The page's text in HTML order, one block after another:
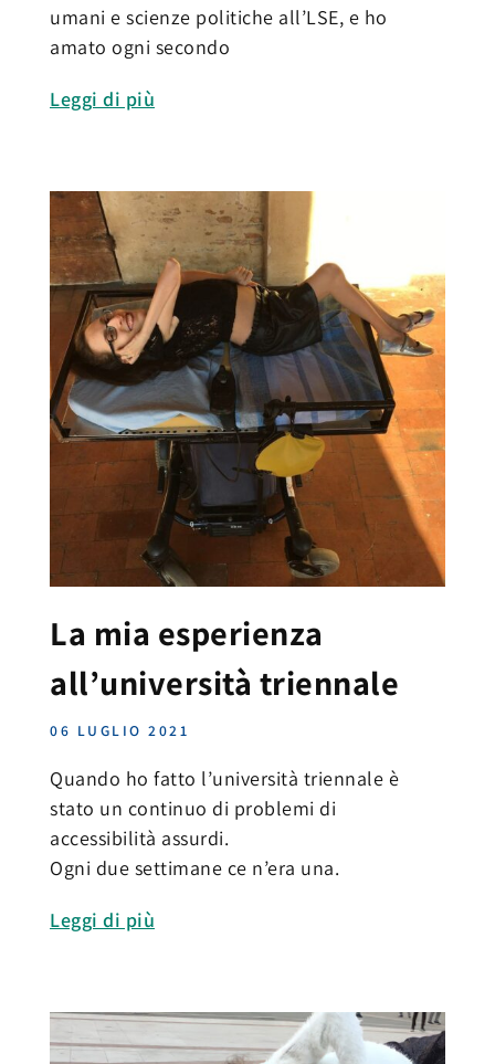
umani e scienze politiche all’LSE, e ho
amato ogni secondo
Leggi di più
La mia esperienza
all’università triennale
06 LUGLIO 2021
Quando ho fatto l’università triennale è
stato un continuo di problemi di
accessibilità assurdi.
Ogni due settimane ce n’era una.
Leggi di più